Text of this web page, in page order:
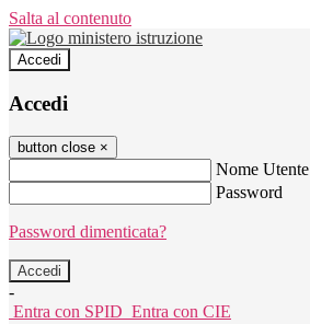
Salta al contenuto
Accedi
Accedi
button close ×
Nome Utente
Password
Password dimenticata?
-
Entra con SPID Entra con CIE